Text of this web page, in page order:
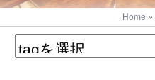
Home »